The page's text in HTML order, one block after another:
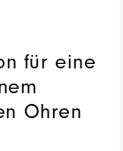
für eine
Ohren